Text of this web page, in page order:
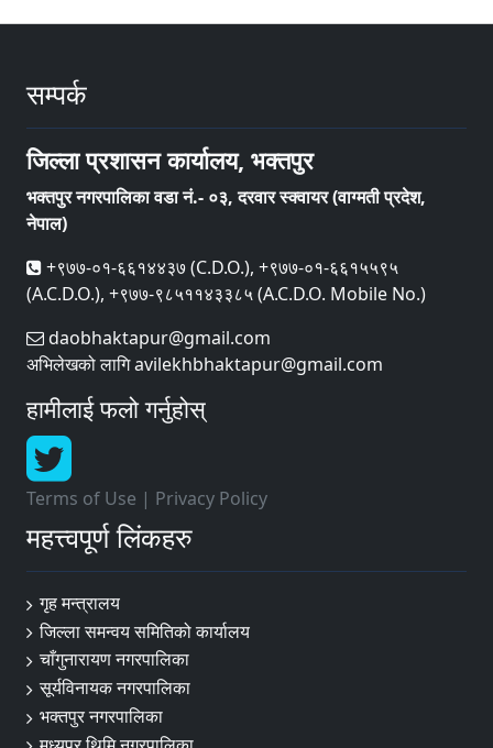
सम्पर्क
जिल्ला प्रशासन कार्यालय, भक्तपुर
भक्तपुर नगरपालिका वडा नं.- ०३, दरवार स्क्वायर (वाग्मती प्रदेश,
नेपाल)
+९७७-०१-६६१४४३७ (C.D.O.), +९७७-०१-६६१५५९५
(A.C.D.O.), +९७७-९८५११४३३८५ (A.C.D.O. Mobile No.)
daobhaktapur@gmail.com
अभिलेखको लागि avilekhbhaktapur@gmail.com
हामीलाई फलो गर्नुहोस्
Terms of Use | Privacy Policy
महत्त्वपूर्ण लिंकहरु
गृह मन्त्रालय
जिल्ला समन्वय समितिको कार्यालय
चाँगुनारायण नगरपालिका
सूर्यविनायक नगरपालिका
भक्तपुर नगरपालिका